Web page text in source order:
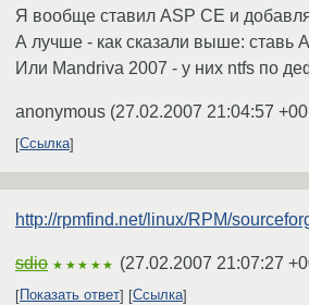
Я вообще ставил ASP CE и
А лучше - как сказали выше: ставь
Или Mandriva 2007 - у них ntfs по
anonymous (27.02.2007 21:04:57
Ссылка
http://rpmfind.net/linux/RPM/
sdio ★★★★★ (27.02.2007 21:07:27
Показать ответ Ссылка